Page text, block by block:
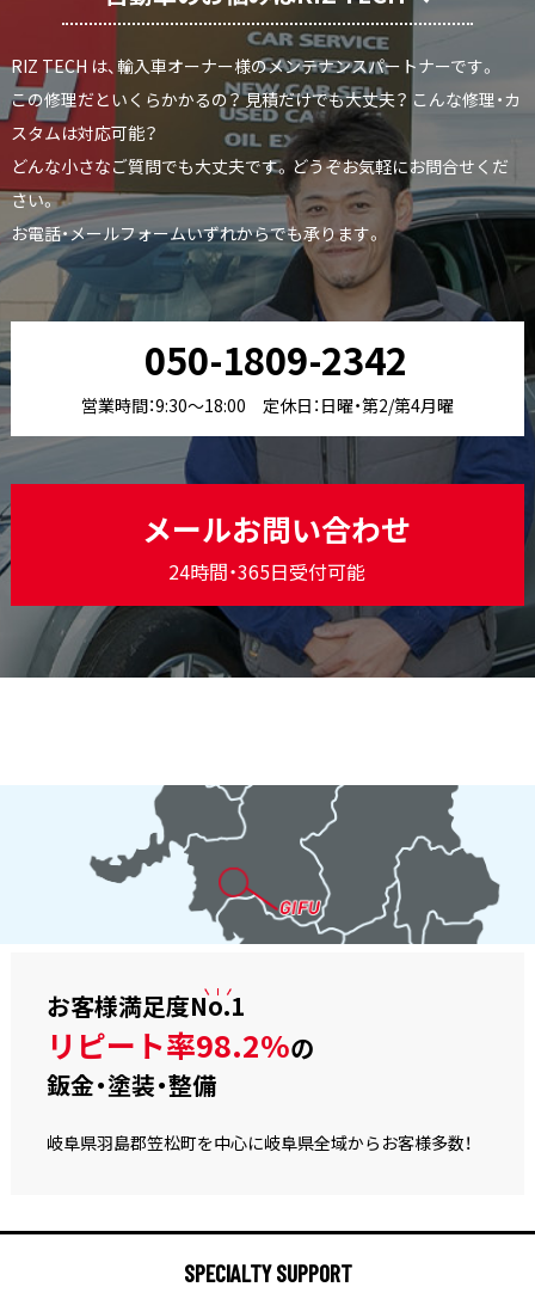
RIZ TECH は、輸入車オーナー様のメンテナンスパートナーです。
この修理だといくらかかるの？ 見積だけでも大丈夫？ こんな修理・カ
スタムは対応可能？
どんな小さなご質問でも大丈夫です。どうぞお気軽にお問合せくだ
さい。
お電話・メールフォームいずれからでも承ります。
050-1809-2342
営業時間：9:30〜18:00 定休日：日曜・第2/第4月曜
メールお問い合わせ
24時間・365日受付可能
お客様満足度No.1
リピート率98.2%の
鈑金・塗装・整備
岐阜県羽島郡笠松町を中心に岐阜県全域からお客様多数！
SPECIALTY SUPPORT